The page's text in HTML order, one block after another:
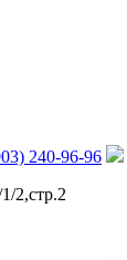
240-96-96
2,стр.2